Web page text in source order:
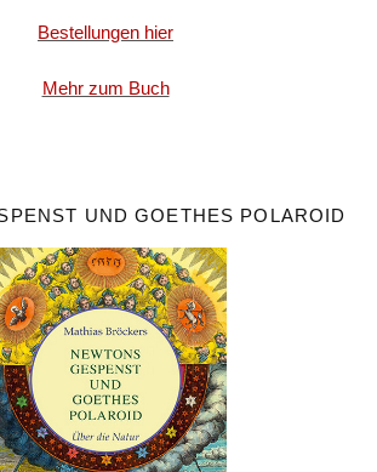
Bestellungen hier
Mehr zum Buch
UND GOETHES POLAROID